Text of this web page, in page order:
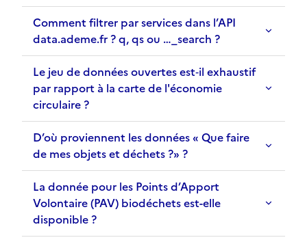
Comment filtrer par services dans l’API
data.ademe.fr ? q, qs ou …_search ?
Le jeu de données ouvertes est‑il exhaustif
par rapport à la carte de l'économie
circulaire ?
D’où proviennent les données « Que faire
de mes objets et déchets ?» ?
La donnée pour les Points d’Apport
Volontaire (PAV) biodéchets est-elle
disponible ?